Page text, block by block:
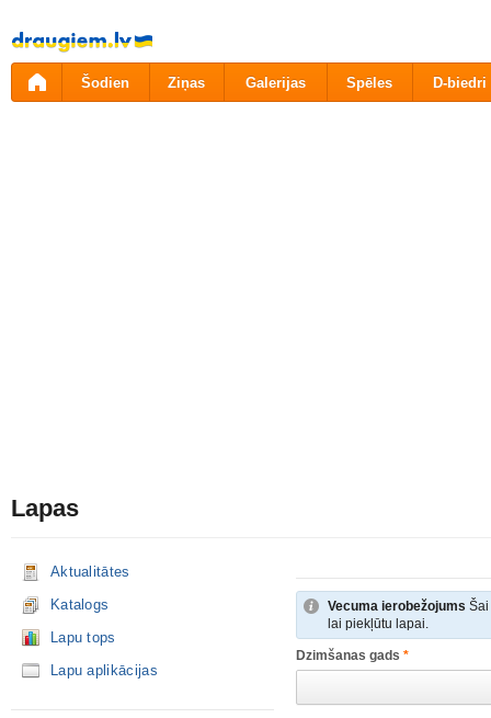
Pāriet
uz
saturu
Šodien Ziņas Galerijas Spēles D-biedri
Lapas
Aktualitātes
Katalogs
Lapu tops
Lapu aplikācijas
Vecuma ierobežojums Šai
lai piekļūtu lapai.
Dzimšanas gads *